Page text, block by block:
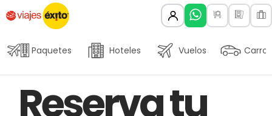
Paquetes Hoteles Vuelos Carros
IN:
Reserva tu
on: